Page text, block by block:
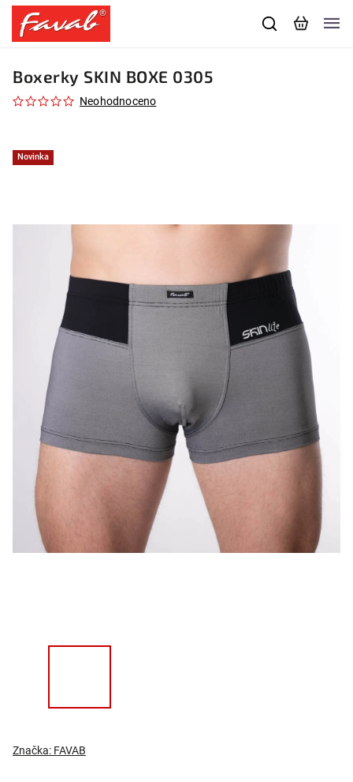
Boxerky SKIN BOXE 0305
Neohodnoceno
Novinka
Značka: FAVAB